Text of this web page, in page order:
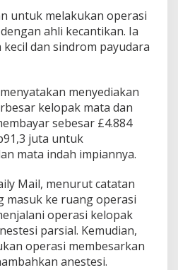
untuk melakukan operasi
ahli kecantikan. Ia
dan sindrom payudara
menyediakan
kelopak mata dan
sebesar £4.884
juta untuk
mata indah impiannya.
Mail, menurut catatan
masuk ke ruang operasi
operasi kelopak
parsial. Kemudian,
operasi membesarkan
anestesi.